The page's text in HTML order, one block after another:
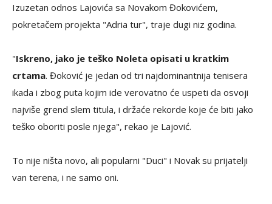
Izuzetan odnos Lajovića sa Novakom Đokovićem,
pokretačem projekta "Adria tur", traje dugi niz godina.
"Iskreno, jako je teško Noleta opisati u kratkim
crtama. Đoković je jedan od tri najdominantnija tenisera
ikada i zbog puta kojim ide verovatno će uspeti da osvoji
najviše grend slem titula, i držaće rekorde koje će biti jako
teško oboriti posle njega", rekao je Lajović.
To nije ništa novo, ali popularni "Duci" i Novak su prijatelji
van terena, i ne samo oni.